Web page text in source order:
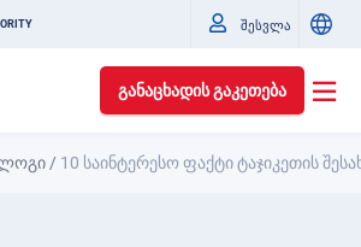
შესვლა
ᲒᲐᲜᲐᲪᲮᲐᲓᲘᲡ ᲒᲐᲙᲔᲗᲔᲑᲐ
/ 10 საინტერესო ფაქტი ტაჯიკეთის